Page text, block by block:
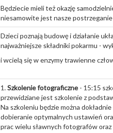
Będziecie mieli też okazję
niesamowite jest nasze
Dzieci poznają budowę i działanie
najważniejsze składniki pokarmu -
i wcielą się w enzymy trawienne
1.Szkolenie fotograficzne - 15:15
przewidziane jest szkolenie z
Na szkoleniu będzie można
dobieranie optymalnych ustawień
prac wielu sławnych fotografów